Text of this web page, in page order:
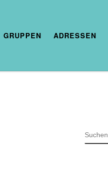
GRUPPEN ADRESSEN